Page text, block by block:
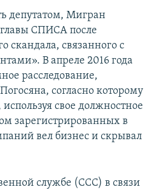
депутатом, Мигран
СПИСА после
скандала, связанного с
В апреле 2016 года
расследование,
согласно которому
свое должностное
зарегистрированных в
вел бизнес и скрывал
службе (ССС) в связи